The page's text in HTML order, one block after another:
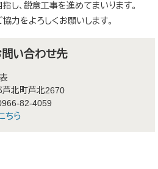
し、鋭意工事を進めてまいります。
力をよろしくお願いします。
問い合わせ先
芦北町芦北2670
82-4059
ちら